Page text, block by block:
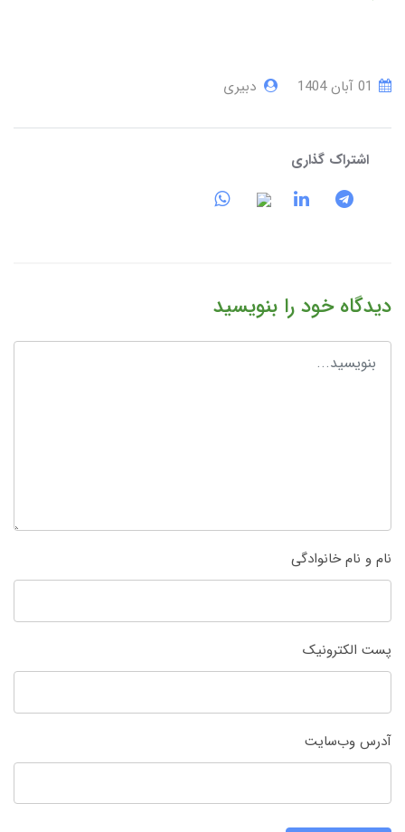
دبیری
اشتراک گذاری
دیدگاه خود را بنویسید
نام و نام خانوادگی
پست الکترونیک
آدرس وب‌سایت